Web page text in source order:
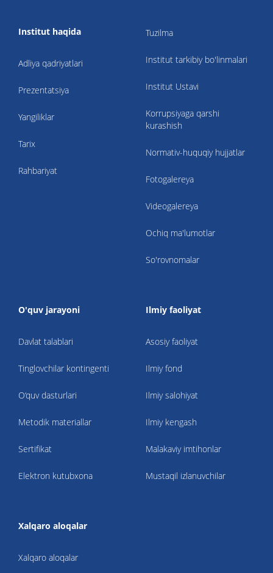
Institut haqida
Adliya qadriyatlari
Prezentatsiya
Yangiliklar
Tarix
Rahbariyat
Tuzilma
Institut tarkibiy bo'linmalari
Institut Ustavi
Korrupsiyaga qarshi
kurashish
Normativ-huquqiy hujjatlar
Fotogalereya
Videogalereya
Ochiq ma'lumotlar
So'rovnomalar
O'quv jarayoni
Davlat talablari
Tinglovchilar kontingenti
O‘quv dasturlari
Metodik materiallar
Sertifikat
Elektron kutubxona
Ilmiy faoliyat
Asosiy faoliyat
Ilmiy fond
Ilmiy salohiyat
Ilmiy kengash
Malakaviy imtihonlar
Mustaqil izlanuvchilar
Xalqaro aloqalar
Xalqaro aloqalar